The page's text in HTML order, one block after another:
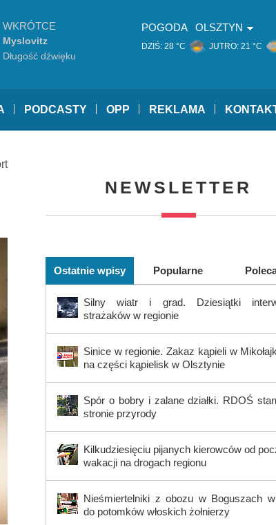
WKRÓTCE
Myslovitz
Długość dźwięku
POGODA OLSZTYN
DZIŚ: 28 °C JUTRO: 21 °C
PODCASTY OPP REKLAMA
NEWSLETTER
Ostatnie wpisy Popularne
Silny wiatr i grad. Dziesiątki
strażaków w regionie
Sinice w regionie. Zakaz kąpieli w
na części kąpielisk w Olsztynie
Spór o bobry i zalane działki. RDOŚ
stronie przyrody
Kilkudziesięciu pijanych kierowców od
wakacji na drogach regionu
Nieśmiertelniki z obozu w Boguszach
do potomków włoskich żołnierzy